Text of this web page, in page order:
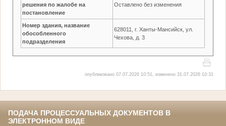
решения по жалобе на
постановление
Оставлено без изменения
Номер здания, название
обособленного
подразделения
628011, г. Ханты-Мансийск, ул.
Чехова, д. 3
опубликовано 07.07.2026 10:51, изменено 31.07.2026 10:31
ПОДАЧА ПРОЦЕССУАЛЬНЫХ ДОКУМЕНТОВ В
ЭЛЕКТРОННОМ ВИДЕ